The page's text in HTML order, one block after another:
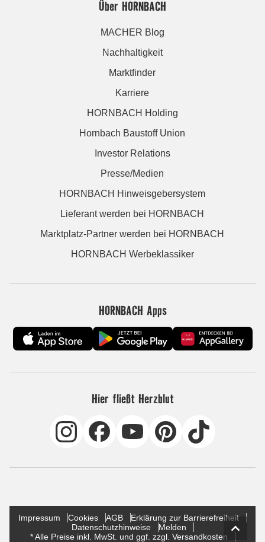
Über HORNBACH
MACHER Blog
Nachhaltigkeit
Marktfinder
Karriere
HORNBACH Holding
Hornbach Baustoff Union
Investor Relations
Presse/Medien
HORNBACH Hinweisgebersystem
Lieferant werden bei HORNBACH
Marktplatz-Partner werden bei HORNBACH
HORNBACH Werbeklassiker
HORNBACH Apps
Hier fließt Herzblut
Impressum Cookies AGB
Erklärung zur Barrierefreiheit
Datenschutzhinweise
Melden
* Alle Preise inkl. MwSt. und ggf. zzgl. Versandkosten